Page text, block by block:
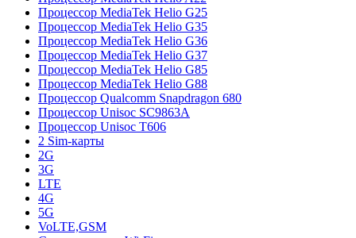
Процессор MediaTek Helio G25
Процессор MediaTek Helio G35
Процессор MediaTek Helio G36
Процессор MediaTek Helio G37
Процессор MediaTek Helio G85
Процессор MediaTek Helio G88
Процессор Qualcomm Snapdragon 680
Процессор Unisoc SC9863A
Процессор Unisoc T606
2 Sim-карты
2G
3G
LTE
4G
5G
VoLTE,GSM